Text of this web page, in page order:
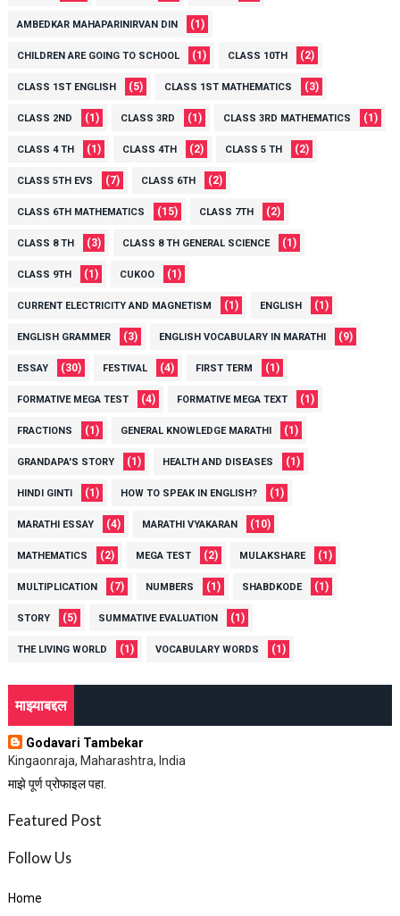
AMBEDKAR MAHAPARINIRVAN DIN (1)
CHILDREN ARE GOING TO SCHOOL (1) CLASS 10TH (2)
CLASS 1ST ENGLISH (5) CLASS 1ST MATHEMATICS (3)
CLASS 2ND (1) CLASS 3RD (1) CLASS 3RD MATHEMATICS (1)
CLASS 4 TH (1) CLASS 4TH (2) CLASS 5 TH (2)
CLASS 5TH EVS (7) CLASS 6TH (2)
CLASS 6TH MATHEMATICS (15) CLASS 7TH (2)
CLASS 8 TH (3) CLASS 8 TH GENERAL SCIENCE (1)
CLASS 9TH (1) CUKOO (1)
CURRENT ELECTRICITY AND MAGNETISM (1) ENGLISH (1)
ENGLISH GRAMMER (3) ENGLISH VOCABULARY IN MARATHI (9)
ESSAY (30) FESTIVAL (4) FIRST TERM (1)
FORMATIVE MEGA TEST (4) FORMATIVE MEGA TEXT (1)
FRACTIONS (1) GENERAL KNOWLEDGE MARATHI (1)
GRANDAPA'S STORY (1) HEALTH AND DISEASES (1)
HINDI GINTI (1) HOW TO SPEAK IN ENGLISH? (1)
MARATHI ESSAY (4) MARATHI VYAKARAN (10)
MATHEMATICS (2) MEGA TEST (2) MULAKSHARE (1)
MULTIPLICATION (7) NUMBERS (1) SHABDKODE (1)
STORY (5) SUMMATIVE EVALUATION (1)
THE LIVING WORLD (1) VOCABULARY WORDS (1)
माझ्याबद्दल
Godavari Tambekar
Kingaonraja, Maharashtra, India
माझे पूर्ण प्रोफाइल पहा.
Featured Post
Follow Us
Home